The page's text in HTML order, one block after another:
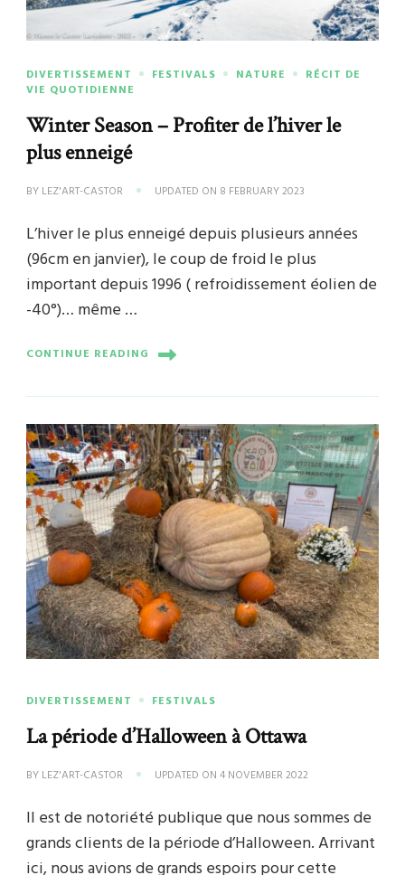
DIVERTISSEMENT FESTIVALS NATURE
RÉCIT DE
VIE QUOTIDIENNE
Winter Season – Profiter de l’hiver le
plus enneigé
BY LEZ'ART-CASTOR UPDATED ON 8 FEBRUARY 2023
L’hiver le plus enneigé depuis plusieurs années
(96cm en janvier), le coup de froid le plus
important depuis 1996 ( refroidissement éolien de
-40°)… même …
CONTINUE READING
DIVERTISSEMENT FESTIVALS
La période d’Halloween à Ottawa
BY LEZ'ART-CASTOR UPDATED ON 4 NOVEMBER 2022
Il est de notoriété publique que nous sommes de
grands clients de la période d’Halloween. Arrivant
ici, nous avions de grands espoirs pour cette